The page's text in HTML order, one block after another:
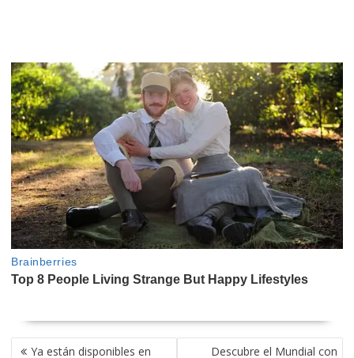
NAVEGACIÓN
Ya están disponibles en Descubre el Mundial con